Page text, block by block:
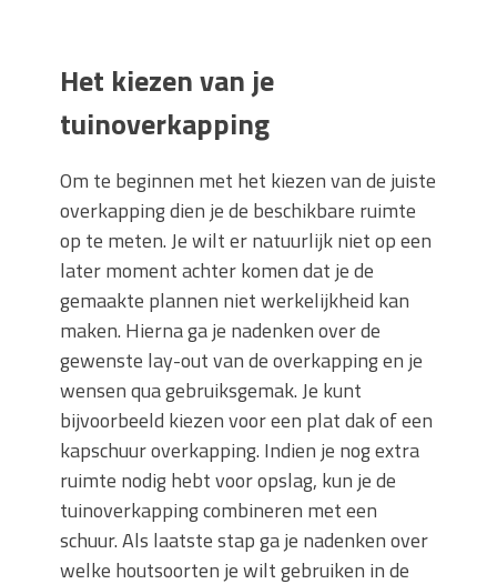
Het kiezen van je
tuinoverkapping
Om te beginnen met het kiezen van de juiste
overkapping dien je de beschikbare ruimte
op te meten. Je wilt er natuurlijk niet op een
later moment achter komen dat je de
gemaakte plannen niet werkelijkheid kan
maken. Hierna ga je nadenken over de
gewenste lay-out van de overkapping en je
wensen qua gebruiksgemak. Je kunt
bijvoorbeeld kiezen voor een plat dak of een
kapschuur overkapping. Indien je nog extra
ruimte nodig hebt voor opslag, kun je de
tuinoverkapping combineren met een
schuur. Als laatste stap ga je nadenken over
welke houtsoorten je wilt gebruiken in de